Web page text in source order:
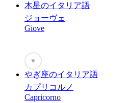
木星のイタリア語
ジョーヴェ
Giove
♥
やぎ座のイタリア語
カプリコルノ
Capricorno